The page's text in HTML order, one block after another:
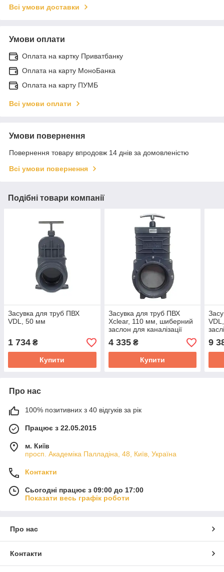
Всі умови доставки
Умови оплати
Оплата на картку Приватбанку
Оплата на карту МоноБанка
Оплата на карту ПУМБ
Всі умови оплати
Умови повернення
Повернення товару впродовж 14 днів за домовленістю
Всі умови повернення
Подібні товари компанії
Засувка для труб ПВХ
VDL, 50 мм
1 734 ₴
Купити
Засувка для труб ПВХ
Xclear, 110 мм, шиберний
заслон для каналізації
4 335₴
Купити
9
Про нас
100% позитивних з 40 відгуків за рік
Працює з 22.05.2015
м. Київ
просп. Академіка Палладіна, 48, Київ, Україна
Контакти
Сьогодні працює з 09:00 до 17:00
Показати весь графік роботи
Про нас
Контакти